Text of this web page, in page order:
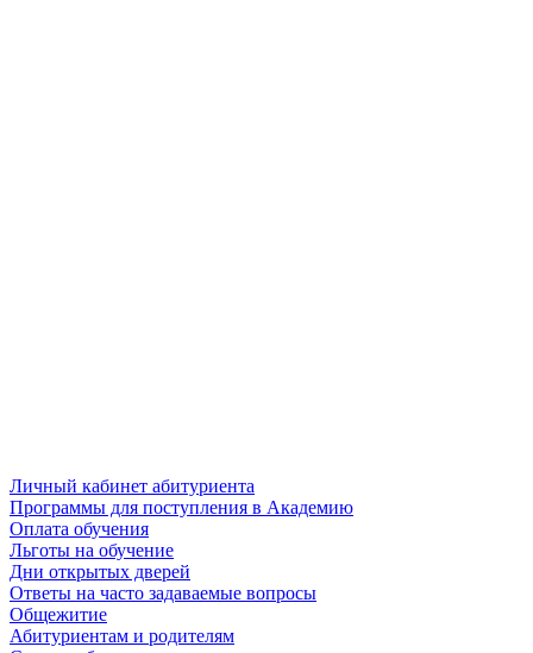
Личный кабинет абитуриента
Программы для поступления в Академию
Оплата обучения
Льготы на обучение
Дни открытых дверей
Ответы на часто задаваемые вопросы
Общежитие
Абитуриентам и родителям